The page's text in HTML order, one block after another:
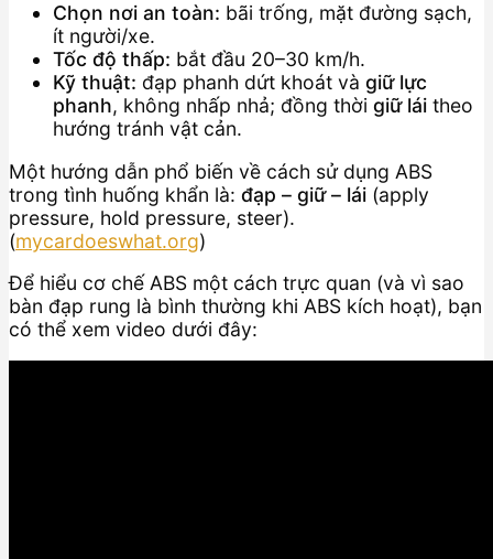
Chọn nơi an toàn: bãi trống, mặt đường sạch,
ít người/xe.
Tốc độ thấp: bắt đầu 20–30 km/h.
Kỹ thuật: đạp phanh dứt khoát và giữ lực
phanh, không nhấp nhả; đồng thời giữ lái theo
hướng tránh vật cản.
Một hướng dẫn phổ biến về cách sử dụng ABS
trong tình huống khẩn là: đạp – giữ – lái (apply
pressure, hold pressure, steer).
(mycardoeswhat.org)
Để hiểu cơ chế ABS một cách trực quan (và vì sao
bàn đạp rung là bình thường khi ABS kích hoạt), bạn
có thể xem video dưới đây: